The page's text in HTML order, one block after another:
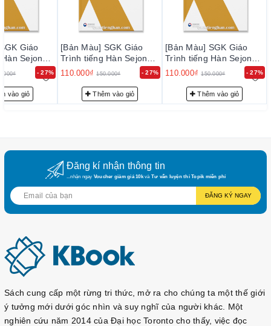
- 27%
Giáo
Sejong
vào giỏ
- 27%
[Bản Màu] SGK Giáo
Trình tiếng Hàn Sejong
3- 세종한국어 3
110.000₫ 150.000₫
Thêm vào giỏ
- 27%
[Bản Màu] SGK Giáo
Trình tiếng Hàn Sejong
3- 세종한국어 3
110.000₫ 150.000₫
Thêm vào giỏ
Đăng kí nhận thông tin
...nhận ngay Voucher giảm giá 10kvà Tư vấn luyện thi Topik miễn phí
ĐĂNG KÝ NGAY
Sách cung cấp một rừng tri thức, mở ra cho chúng ta một thế giới
ý tưởng mới dưới góc nhìn và suy nghĩ của người khác. Một
nghiên cứu năm 2014 của Đại học Toronto cho thấy, việc đọc